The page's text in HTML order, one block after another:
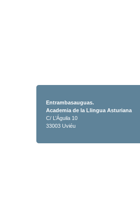
Entrambasauguas.
Academia de la Llingua Asturiana
C/ L’Águila 10
33003 Uviéu